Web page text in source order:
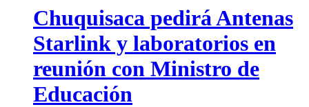
Chuquisaca pedirá Antenas
Starlink y laboratorios en
reunión con Ministro de
Educación